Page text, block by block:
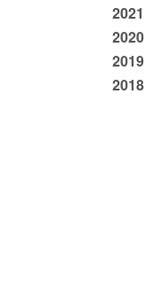
2021
2020
2019
2018